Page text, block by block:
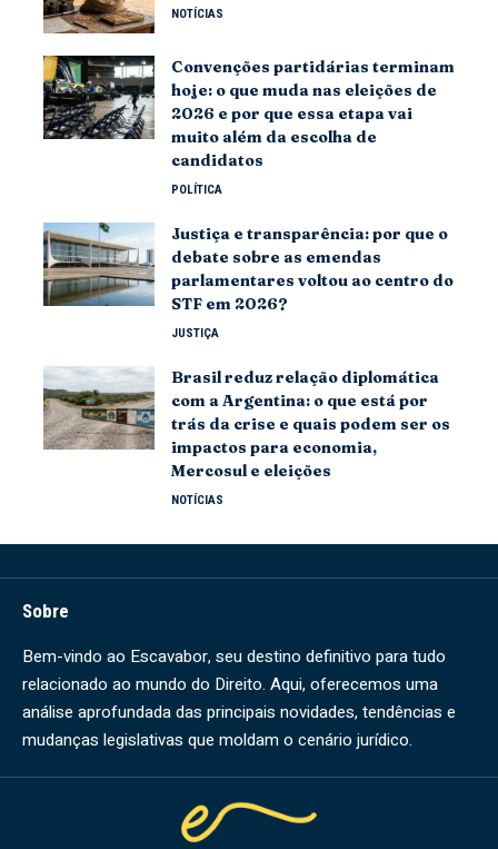
NOTÍCIAS
Convenções partidárias terminam
hoje: o que muda nas eleições de
2026 e por que essa etapa vai
muito além da escolha de
candidatos
POLÍTICA
Justiça e transparência: por que o
debate sobre as emendas
parlamentares voltou ao centro do
STF em 2026?
JUSTIÇA
Brasil reduz relação diplomática
com a Argentina: o que está por
trás da crise e quais podem ser os
impactos para economia,
Mercosul e eleições
NOTÍCIAS
Sobre
Bem-vindo ao Escavabor, seu destino definitivo para tudo
relacionado ao mundo do Direito. Aqui, oferecemos uma
análise aprofundada das principais novidades, tendências e
mudanças legislativas que moldam o cenário jurídico.